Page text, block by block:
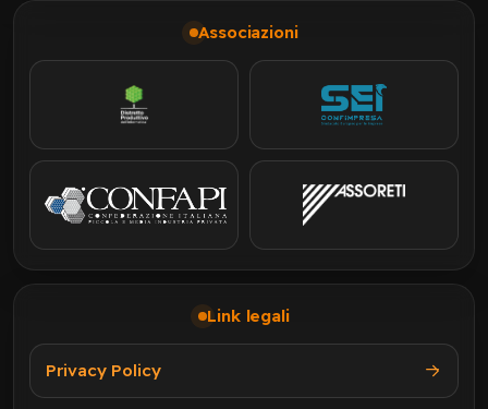
Associazioni
Link legali
Privacy Policy